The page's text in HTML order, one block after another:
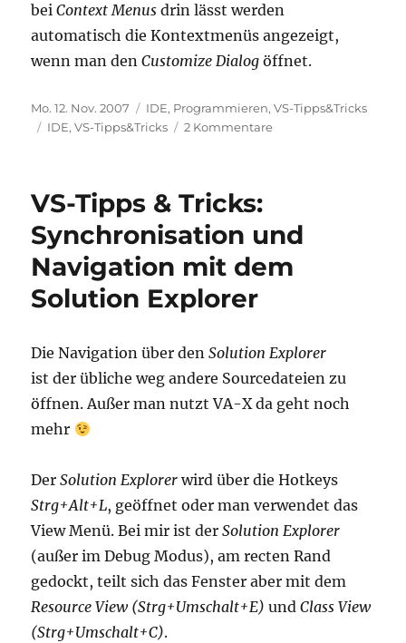
beiContext Menusdrin lässt werden
automatisch die Kontextmenüs angezeigt,
wenn man denCustomize Dialogöffnet.
Veröffentlicht
am
Mo. 12. Nov. 2007 Kategorien
IDE, Programmieren,VS-Tipps&Tricks
Schlagwörter
IDE,VS-Tipps&Tricks 2 Kommentarezu
von
Kontextmenüs
VS-Tipps & Tricks:
Synchronisation und
Navigation mit dem
Solution Explorer
Die Navigation über denSolution Explorer
ist der übliche weg andere Sourcedateien zu
öffnen. Außer man nutzt VA-X da geht noch
mehr
DerSolution Explorerwird über die Hotkeys
Strg+Alt+L, geöffnet oder man verwendet das
View Menü. Bei mir ist derSolution Explorer
(außer im Debug Modus), am recten Rand
gedockt, teilt sich das Fenster aber mit dem
Resource View (Strg+Umschalt+E)undClass View
(Strg+Umschalt+C).